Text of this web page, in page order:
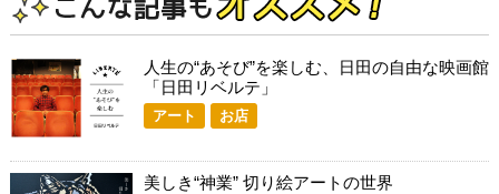
人生の“あそび”を楽しむ、日田の自由な映画館
「日田リベルテ」
アート お店
美しき“神業” 切り絵アートの世界